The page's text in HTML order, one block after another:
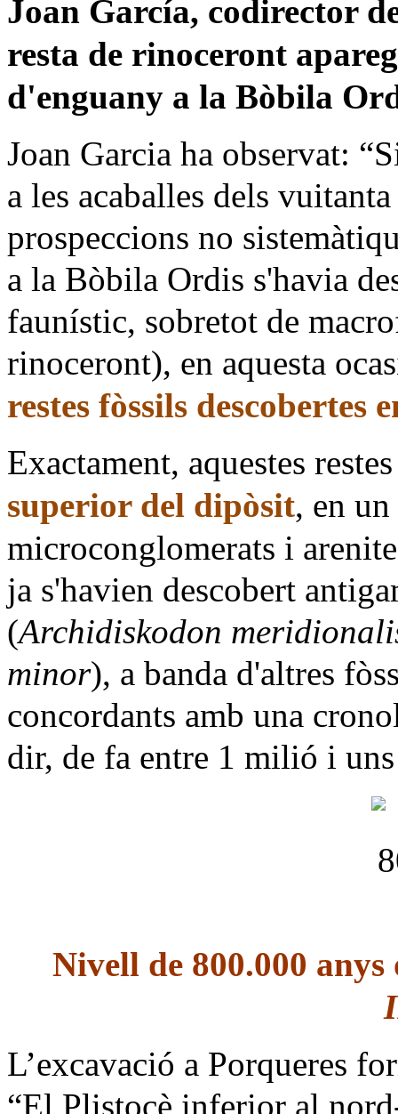
Joan García, codirector
resta de rinoceront
d'enguany a la Bòbila
Joan Garcia ha observat:
a les acaballes dels
prospeccions no
a la Bòbila Ordis s'havia
faunístic, sobretot de
rinoceront), en aquesta
restes fòssils descobertes
Exactament, aquestes
superior del dipòsit, en
microconglomerats i
ja s'havien descobert
(Archidiskodon
minor), a banda d'altres
concordants amb una
dir, de fa entre 1 milió i
Nivell de 800.000
L’excavació a Porqueres
“El Plistocè inferior al